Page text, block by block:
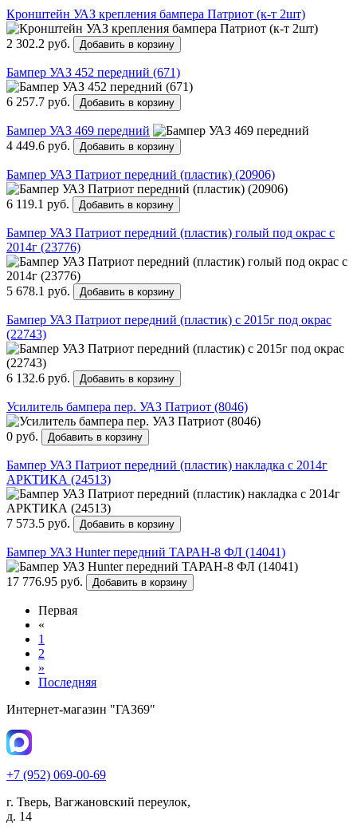
Кронштейн УАЗ крепления бампера Патриот (к-т 2шт)
2 302.2 руб. Добавить в корзину
Бампер УАЗ 452 передний (671)
6 257.7 руб. Добавить в корзину
Бампер УАЗ 469 передний
4 449.6 руб.
Добавить в корзину
Бампер УАЗ Патриот передний (пластик) (20906)
6 119.1 руб. Добавить в корзину
Бампер УАЗ Патриот передний (пластик) голый под окрас с
2014г (23776)
5 678.1 руб. Добавить в корзину
Бампер УАЗ Патриот передний (пластик) с 2015г под окрас
(22743)
6 132.6 руб. Добавить в корзину
Усилитель бампера пер. УАЗ Патриот (8046)
0 руб. Добавить в корзину
Бампер УАЗ Патриот передний (пластик) накладка с 2014г
АРКТИКА (24513)
7 573.5 руб. Добавить в корзину
Бампер УАЗ Hunter передний ТАРАН-8 ФЛ (14041)
17 776.95 руб. Добавить в корзину
Первая
«
1
2
»
Последняя
Интернет-магазин "ГАЗ69"
+7 (952) 069-00-69
г. Тверь, Вагжановский переулок,
д. 14